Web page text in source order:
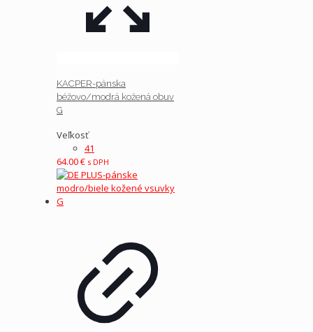
KACPER-pánska
béžovo/modrá kožená obuv
G
Veľkosť
41
64.00€ s DPH